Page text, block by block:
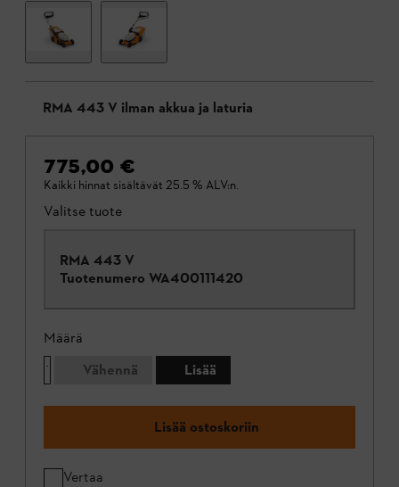
RMA 443 V ilman akkua ja laturia
775,00 €
Kaikki hinnat sisältävät 25.5 % ALV:n.
Valitse tuote
RMA 443 V
Tuotenumero WA400111420
Määrä
Vähennä
Lisää
Lisää ostoskoriin
Vertaa